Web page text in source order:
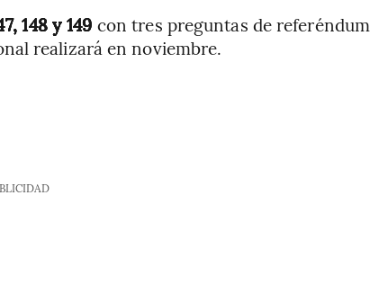
148 y 149 con tres preguntas de referéndum
realizará en noviembre.